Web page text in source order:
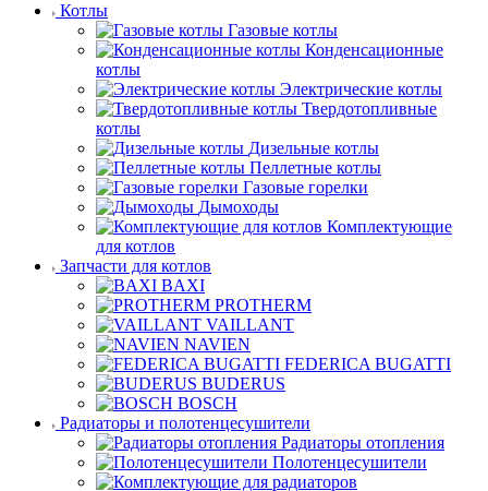
Котлы
Газовые котлы
Конденсационные
котлы
Электрические котлы
Твердотопливные
котлы
Дизельные котлы
Пеллетные котлы
Газовые горелки
Дымоходы
Комплектующие
для котлов
Запчасти для котлов
BAXI
PROTHERM
VAILLANT
NAVIEN
FEDERICA BUGATTI
BUDERUS
BOSCH
Радиаторы и полотенцесушители
Радиаторы отопления
Полотенцесушители